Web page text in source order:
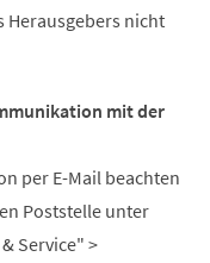
nicht
mit der
per E-Mail beachten
Poststelle unter
Service" >